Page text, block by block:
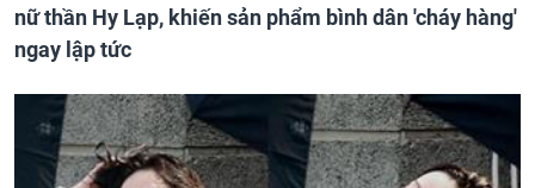
nữ thần Hy Lạp, khiến sản phẩm bình dân 'cháy hàng'
ngay lập tức